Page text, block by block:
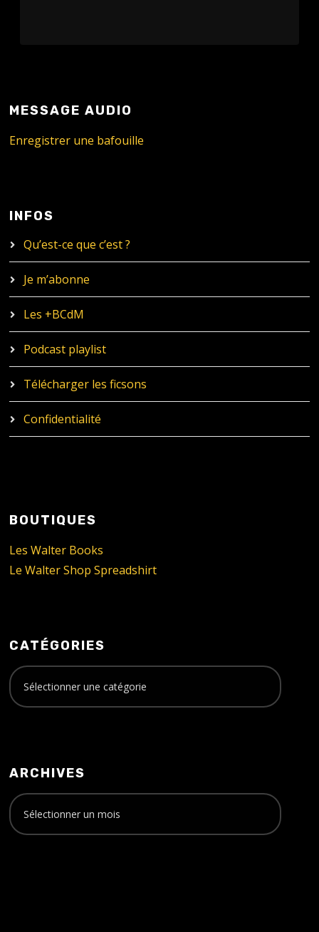
MESSAGE AUDIO
Enregistrer une bafouille
INFOS
Qu’est-ce que c’est ?
Je m’abonne
Les +BCdM
Podcast playlist
Télécharger les ficsons
Confidentialité
BOUTIQUES
Les Walter Books
Le Walter Shop Spreadshirt
CATÉGORIES
ARCHIVES